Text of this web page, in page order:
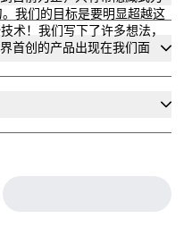
我们的目标是要明显超越这
术！我们写下了许多想法，
首创的产品出现在我们面